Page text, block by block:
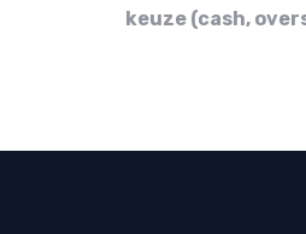
keuze (cash,